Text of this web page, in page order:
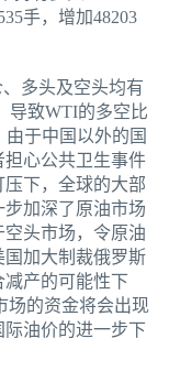
手，增加48203
多头及空头均有
导致WTI的多空比
由于中国以外的国
心公共卫生事件
下，全球的大部
加深了原油市场
头市场，令原油
加大制裁俄罗斯
产的可能性下
场的资金将会出现
油价的进一步下